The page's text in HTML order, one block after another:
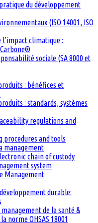
du développement
(ISO 14001, ISO
l’impact climatique :
sociale (SA 8000 et
: bénéfices et
: standards, systèmes
regulations and
procedures and tools
management
chain of custody
system
Management
durable:
management de la santé &
norme OHSAS 18001